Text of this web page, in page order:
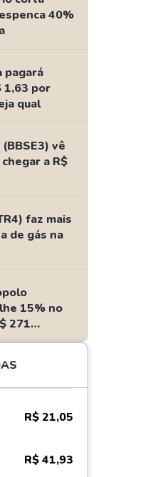
40%
pagará
1,63 por
qual
vê
a R$
faz mais
de gás na
15% no
271
R$ 21,05
R$ 41,93